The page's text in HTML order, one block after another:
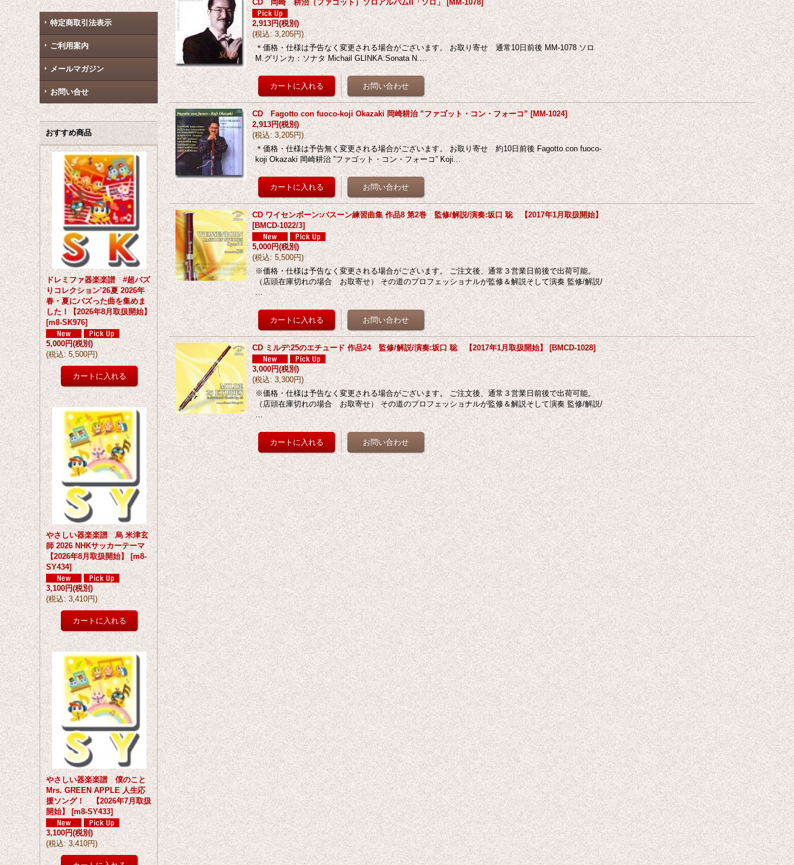
特定商取引法表示
ご利用案内
メールマガジン
お問い合せ
おすすめ商品
ドレミファ器楽楽譜 #超バズ
りコレクション’26夏 2026年
春・夏にバズった曲を集めま
した！【2026年8月取扱開始】
[m8-SK976]
5,000円(税別)
(税込: 5,500円)
やさしい器楽楽譜 烏 米津玄
師 2026 NHKサッカーテーマ
【2026年8月取扱開始】 [m8-
SY434]
3,100円(税別)
(税込: 3,410円)
やさしい器楽楽譜 僕のこと
Mrs. GREEN APPLE 人生応
援ソング！ 【2026年7月取扱
開始】 [m8-SY433]
3,100円(税別)
(税込: 3,410円)
CD 岡崎 耕治（ファゴット）ソロアルバムII「ソロ」 [MM-1078]
2,913円(税別)
(税込: 3,205円)
＊価格・仕様は予告なく変更される場合がございます。 お取り寄せ 通常10日前後 MM-1078 ソロ
M.グリンカ：ソナタ Michail GLINKA:Sonata N.…
CD Fagotto con fuoco-koji Okazaki 岡崎耕治 ”ファゴット・コン・フォーコ” [MM-1024]
2,913円(税別)
(税込: 3,205円)
＊価格・仕様は予告無く変更される場合がございます。 お取り寄せ 約10日前後 Fagotto con fuoco-
koji Okazaki 岡崎耕治 ”ファゴット・コン・フォーコ” Koji…
CD ワイセンボーン:バスーン練習曲集 作品8 第2巻 監修/解説/演奏:坂口 聡 【2017年1月取扱開始】
[BMCD-1022/3]
5,000円(税別)
(税込: 5,500円)
※価格・仕様は予告なく変更される場合がございます。 ご注文後、通常３営業日前後で出荷可能。
（店頭在庫切れの場合 お取寄せ） その道のプロフェッショナルが監修＆解説そして演奏 監修/解説/
…
CD ミルデ:25のエチュード 作品24 監修/解説/演奏:坂口 聡 【2017年1月取扱開始】 [BMCD-1028]
3,000円(税別)
(税込: 3,300円)
※価格・仕様は予告なく変更される場合がございます。 ご注文後、通常３営業日前後で出荷可能。
（店頭在庫切れの場合 お取寄せ） その道のプロフェッショナルが監修＆解説そして演奏 監修/解説/
…